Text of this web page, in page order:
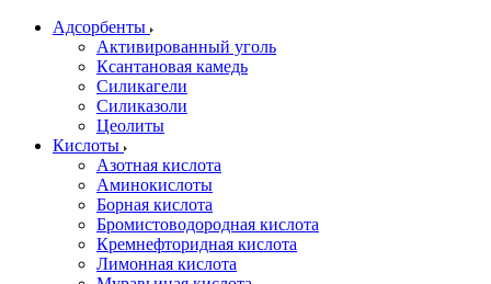
Адсорбенты
Активированный уголь
Ксантановая камедь
Силикагели
Силиказоли
Цеолиты
Кислоты
Азотная кислота
Аминокислоты
Борная кислота
Бромистоводородная кислота
Кремнефторидная кислота
Лимонная кислота